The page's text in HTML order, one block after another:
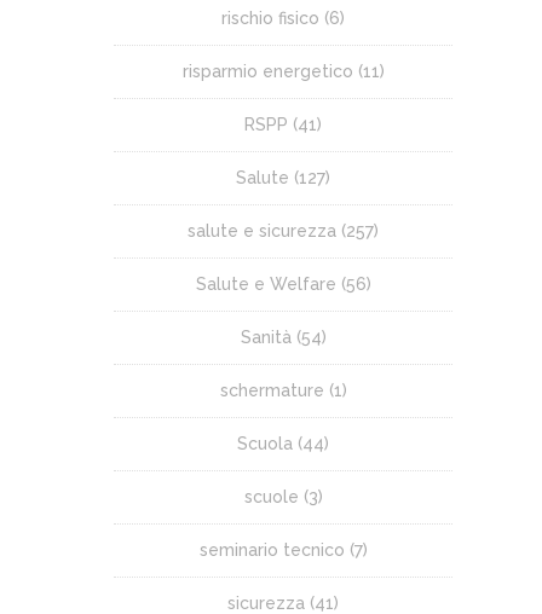
rischio fisico (6)
risparmio energetico (11)
RSPP (41)
Salute (127)
salute e sicurezza (257)
Salute e Welfare (56)
Sanità (54)
schermature (1)
Scuola (44)
scuole (3)
seminario tecnico (7)
sicurezza (41)